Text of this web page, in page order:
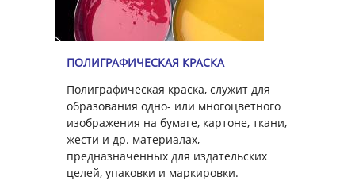
ПОЛИГРАФИЧЕСКАЯ КРАСКА
Полиграфическая краска, служит для
образования одно- или многоцветного
изображения на бумаге, картоне, ткани,
жести и др. материалах,
предназначенных для издательских
целей, упаковки и маркировки.